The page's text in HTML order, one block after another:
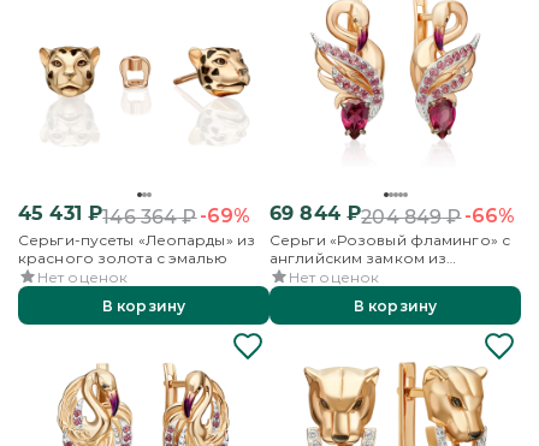
45 431 ₽146 364₽-69%
Серьги-пусеты «Леопарды» из
красного золота с эмалью
Нет оценок
В корзину
69 844₽204 849₽-66%
Серьги «Розовый фламинго» с
английским замком из
красного золота с гранатами и
эмалью
Нет оценок
В корзину